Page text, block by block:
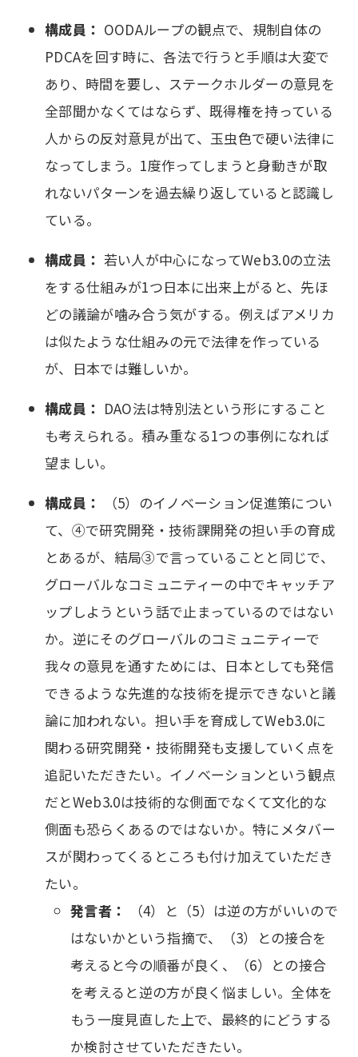
構成員： OODAループの観点で、規制自体の
PDCAを回す時に、各法で行うと手順は大変で
あり、時間を要し、ステークホルダーの意見を
全部聞かなくてはならず、既得権を持っている
人からの反対意見が出て、玉虫色で硬い法律に
なってしまう。1度作ってしまうと身動きが取
れないパターンを過去繰り返していると認識し
ている。
構成員： 若い人が中心になってWeb3.0の立法
をする仕組みが1つ日本に出来上がると、先ほ
どの議論が噛み合う気がする。例えばアメリカ
は似たような仕組みの元で法律を作っている
が、日本では難しいか。
構成員： DAO法は特別法という形にすること
も考えられる。積み重なる1つの事例になれば
望ましい。
構成員：
（5）のイノベーション促進策につい
て、④で研究開発・技術課開発の担い手の育成
とあるが、結局③で言っていることと同じで、
グローバルなコミュニティーの中でキャッチア
ップしようという話で止まっているのではない
か。逆にそのグローバルのコミュニティーで
我々の意見を通すためには、日本としても発信
できるような先進的な技術を提示できないと議
論に加われない。担い手を育成してWeb3.0に
関わる研究開発・技術開発も支援していく点を
追記いただきたい。イノベーションという観点
だとWeb3.0は技術的な側面でなくて文化的な
側面も恐らくあるのではないか。特にメタバー
スが関わってくるところも付け加えていただき
たい。
発言者：
（4）と（5）は逆の方がいいので
はないかという指摘で、（3）との接合を
考えると今の順番が良く、（6）との接合
を考えると逆の方が良く悩ましい。全体を
もう一度見直した上で、最終的にどうする
か検討させていただきたい。